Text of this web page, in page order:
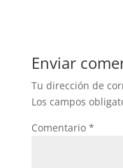
b
o
o
k
Enviar
Tu dirección de
Los campos
Comentario *